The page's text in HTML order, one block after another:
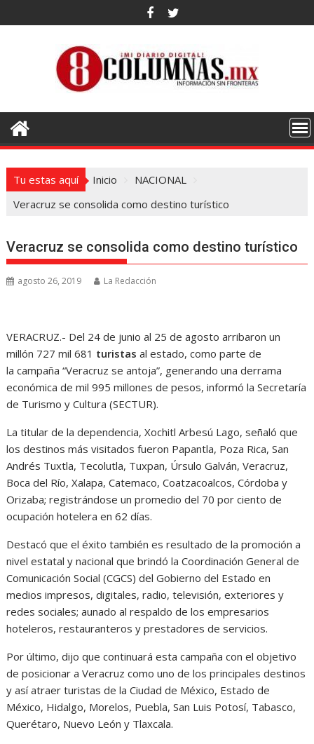
al
Tu estas aquí Inicio
NACIONAL
Veracruz se consolida como destino turístico
Veracruz se consolida como destino turístico
agosto 26, 2019 La Redacción
VERACRUZ.- Del 24 de junio al 25 de agosto arribaron un
millón 727 mil 681 turistas al estado, como parte de
la campaña “Veracruz se antoja”, generando una derrama
económica de mil 995 millones de pesos, informó la Secretaría
de Turismo y Cultura (SECTUR).
La titular de la dependencia, Xochitl Arbesú Lago, señaló que
los destinos más visitados fueron Papantla, Poza Rica, San
Andrés Tuxtla, Tecolutla, Tuxpan, Úrsulo Galván, Veracruz,
Boca del Río, Xalapa, Catemaco, Coatzacoalcos, Córdoba y
Orizaba; registrándose un promedio del 70 por ciento de
ocupación hotelera en 62 días.
Destacó que el éxito también es resultado de la promoción a
nivel estatal y nacional que brindó la Coordinación General de
Comunicación Social (CGCS) del Gobierno del Estado en
medios impresos, digitales, radio, televisión, exteriores y
redes sociales; aunado al respaldo de los empresarios
hoteleros, restauranteros y prestadores de servicios.
Por último, dijo que continuará esta campaña con el objetivo
de posicionar a Veracruz como uno de los principales destinos
y así atraer turistas de la Ciudad de México, Estado de
México, Hidalgo, Morelos, Puebla, San Luis Potosí, Tabasco,
Querétaro, Nuevo León y Tlaxcala.